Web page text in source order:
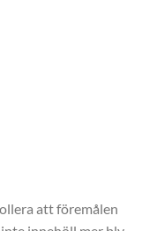
att föremålen